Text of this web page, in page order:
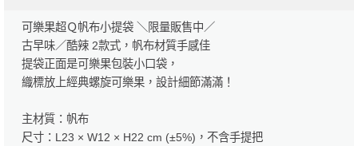
可樂果超Ｑ帆布小提袋 ＼限量販售中／
古早味／酷辣 2款式，帆布材質手感佳
提袋正面是可樂果包裝小口袋，
織標放上經典螺旋可樂果，設計細節滿滿！
主材質：帆布
尺寸：L23 × W12 × H22 cm (±5%)，不含手提把